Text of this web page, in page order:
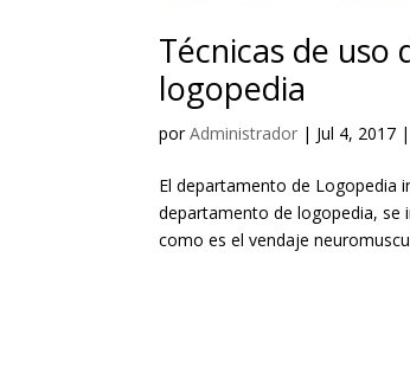
Técnicas de
logopedia
porAdministrador | Jul 4, 2017 |
El departamento de Logopedia
departamento de logopedia, se
como es el vendaje